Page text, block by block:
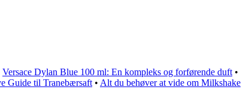
Versace Dylan Blue 100 ml: En kompleks og forførende duft •
Guide til Tranebærsaft • Alt du behøver at vide om Milkshake